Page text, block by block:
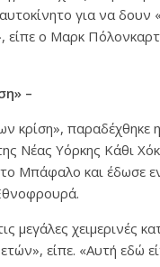
για να δουν
είπε ο Μαρκ
–
κρίση», παραδέχθηκε
Νέας Υόρκης Κάθι
Μπάφαλο και έδωσε
μεγάλες χειμερινές
είπε. «Αυτή εδώ